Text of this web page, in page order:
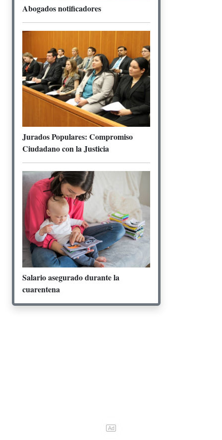
Abogados notificadores
Jurados Populares: Compromiso
Ciudadano con la Justicia
Salario asegurado durante la
cuarentena